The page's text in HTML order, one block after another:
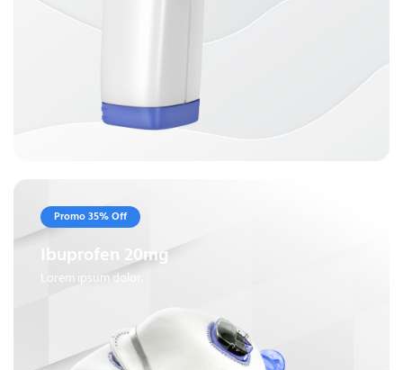
Promo 35% Off
Ibuprofen 20mg
Lorem ipsum dolor.